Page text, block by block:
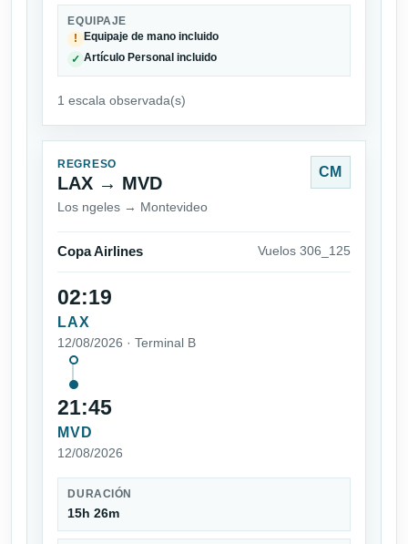
EQUIPAJE
!
Equipaje de mano incluido
✓ Artículo Personal incluido
1 escala observada(s)
REGRESO
LAX → MVD
Los ngeles → Montevideo
CM
Copa Airlines Vuelos 306_125
02:19
LAX
12/08/2026 · Terminal B
21:45
MVD
12/08/2026
DURACIÓN
15h 26m